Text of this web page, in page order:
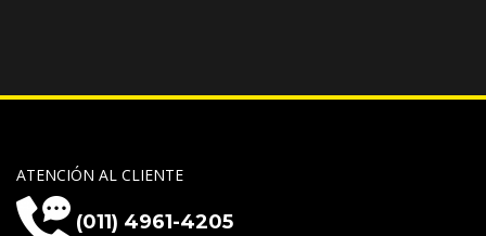
ATENCIÓN AL CLIENTE
(011) 4961-4205